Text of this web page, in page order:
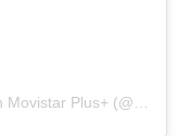
Una publicación compartida de Fútbol en Movistar Plus+ (@movistarfutbol)